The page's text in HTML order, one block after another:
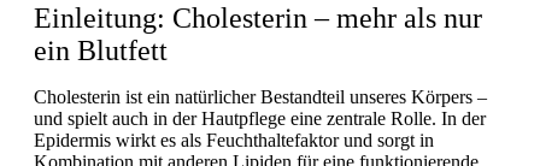
Einleitung: Cholesterin – mehr als nur
ein Blutfett
Cholesterin ist ein natürlicher Bestandteil unseres Körpers –
und spielt auch in der Hautpflege eine zentrale Rolle. In der
Epidermis wirkt es als Feuchthaltefaktor und sorgt in
Kombination mit anderen Lipiden für eine funktionierende